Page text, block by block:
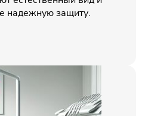
надежную защиту.